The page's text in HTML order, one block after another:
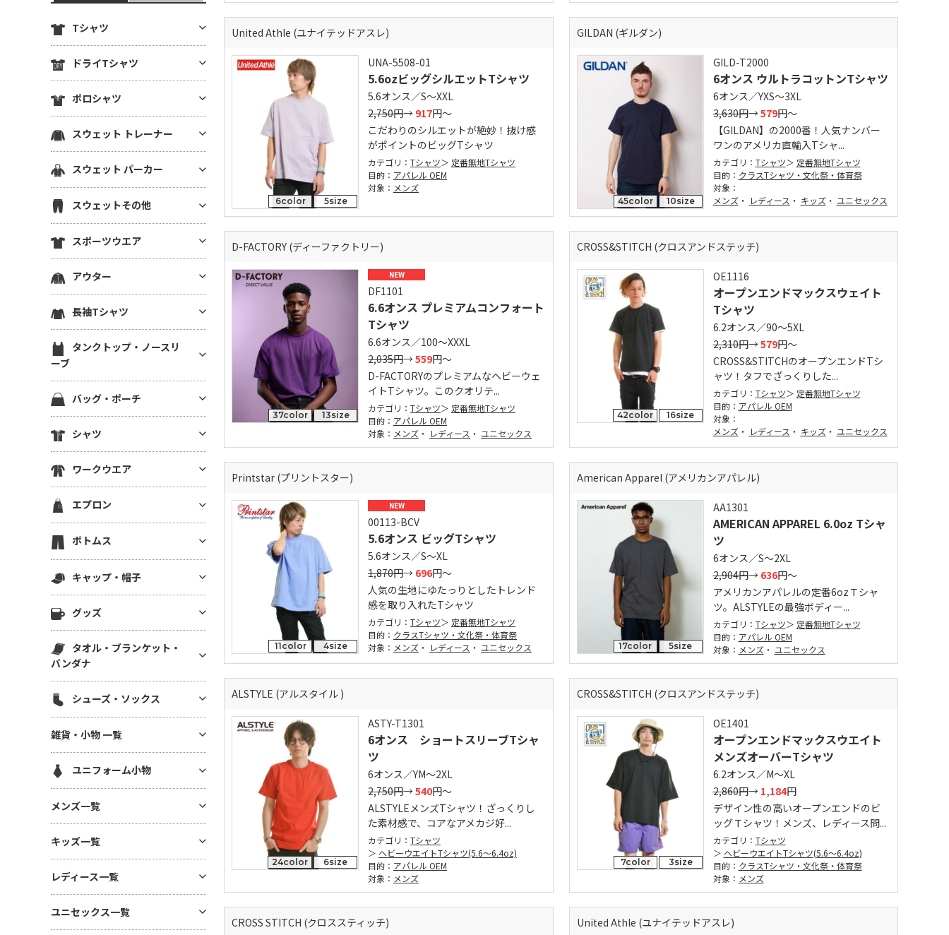
United Athle (ユナイテッドアスレ)
6color 5size
UNA-5508-01
5.6ozビッグシルエットTシャツ
5.6オンス／S～XXL
2,750円→ 917円～
こだわりのシルエットが絶妙！抜け感
がポイントのビッグTシャツ
カテゴリ： Tシャツ
定番無地Tシャツ
目的： アパレル OEM
対象： メンズ
GILDAN (ギルダン)
45color 10size
GILD-T2000
6オンス ウルトラコットンTシャツ
6オンス／YXS～3XL
3,630円→579円～
【GILDAN】の2000番！人気ナンバー
ワンのアメリカ直輸入Tシャ...
カテゴリ： Tシャツ
定番無地Tシャツ
目的： クラスTシャツ・文化祭・体育祭
対象：
メンズ・ レディース ・ キッズ・ ユニセックス
D-FACTORY (ディーファクトリー)
37color 13size
NEW
DF1101
6.6オンス プレミアムコンフォート
Tシャツ
6.6オンス／100～XXXL
2,035円→559円～
D-FACTORYのプレミアムなヘビーウェ
イトTシャツ。このクオリテ...
カテゴリ： Tシャツ
定番無地Tシャツ
目的： アパレル OEM
対象： メンズ ・ レディース ・ ユニセックス
CROSS&STITCH (クロスアンドステッチ)
42color 16size
OE1116
オープンエンドマックスウェイト
Tシャツ
6.2オンス／90～5XL
2,310円→579円～
CROSS&STITCHのオープンエンドTシ
ャツ！タフでざっくりした...
カテゴリ： Tシャツ
定番無地Tシャツ
目的： アパレル OEM
対象：
メンズ・ レディース ・ キッズ・ ユニセックス
Printstar (プリントスター)
11color 4size
NEW
00113-BCV
5.6オンス ビッグTシャツ
5.6オンス／S～XL
1,870円→ 696円～
人気の生地にゆたっりとしたトレンド
感を取り入れたTシャツ
カテゴリ： Tシャツ
定番無地Tシャツ
目的： クラスTシャツ・文化祭・体育祭
対象： メンズ ・ レディース ・ ユニセックス
American Apparel (アメリカンアパレル)
17color 5size
AA1301
AMERICAN APPAREL 6.0oz Tシャ
ツ
6オンス／S～2XL
2,904円→ 636円～
アメリカンアパレルの定番6ozＴシャ
ツ。ALSTYLEの最強ボディー...
カテゴリ： Tシャツ
定番無地Tシャツ
目的： アパレル OEM
対象： メンズ・ ユニセックス
ALSTYLE (アルスタイル )
24color 6size
ASTY-T1301
6オンス ショートスリーブTシャ
ツ
6オンス／YM～2XL
2,750円→540円～
ALSTYLEメンズTシャツ！ざっくりし
た素材感で、コアなアメカジ好...
カテゴリ： Tシャツ
ヘビーウエイトTシャツ(5.6～6.4oz)
目的： アパレル OEM
対象： メンズ
CROSS&STITCH (クロスアンドステッチ)
7color 3size
OE1401
オープンエンドマックスウエイト
メンズオーバーTシャツ
6.2オンス／M～XL
2,860円→ 1,184円
デザイン性の高いオープンエンドのビ
ッグＴシャツ！メンズ、レディース問...
カテゴリ： Tシャツ
ヘビーウエイトTシャツ(5.6～6.4oz)
目的： クラスTシャツ・文化祭・体育祭
対象： メンズ
CROSS STITCH (クロススティッチ) United Athle (ユナイテッドアスレ)
Tシャツ
定番無地Tシャツ
薄手Tシャツ(4.9oz以下)
中肉厚Tシャツ(5～5.5oz)
4oz)
VネックTシャツ
ポケットTシャツ
オーガニック・天然素材Tシャ
ツ
リサイクル素材Tシャツ
7分袖・5分袖（ハーフスリー
ブ）
ラグランTシャツ
後染め・タイダイTシャツ
クロップドTシャツ
きれいめ・上質プレミアムTシ
ボーダーTシャツ
グラフィックTシャツ
ワンピース・チュニック
メンズカットソー
その他Tシャツ
ドライTシャツ
定番無地ドライTシャツ
ドライTシャツ(半袖)
ドライTシャツ(長袖)
ドライノースリーブTシャツ
ドライTシャツその他
ポロシャツ
ドライポロシャツ(半袖)
ドライポロシャツ(長袖)
綿ポロシャツ(半袖)
綿ポロシャツ(長袖)
鹿の子ポロシャツ
ポケ無しポロシャツ
ポケ付きポロシャツ
ボタンダウンポロシャツ
スウェット トレーナー
薄手トレーナー(8.9oz以下)
中肉トレーナー(9～10.9oz)
厚手トレーナー(11oz～)
裏毛(裏パイル)トレーナー
裏起毛トレーナー
ドライスウェット トレーナー
ビッグシルエット トレーナー
スウェット パーカー
プルオーバーパーカー
ジップパーカー
薄手パーカー(8.9oz以下)
中肉パーカー(9～10.9oz)
厚手パーカー(11oz～)
裏毛(裏パイル)パーカー
裏起毛パーカー
ドライスウェット パーカー
パーカーその他
スウェットその他
スウェットパンツ
スウェットショーツ
スウェットジャケット
スウェットカーディガン
半袖スウェット
スポーツウエア
スポーツウエア トップス(半袖)
スポーツウエア トップス(長袖)
スポーツウエア ノースリーブ
ジャージ トラックパンツ
ハーフパンツ・ショーツ
ロングパンツ
スポーツ用インナー
ビブス
スポーツ ソックス
スポーツアクセサリー
アウター
ブルゾン(裏地なし)
ブルゾン(裏地あり)
ブルゾン(厚手・防寒）
イベントブルゾン
コーチジャケット
スタジアムジャンパー
スポーツジャケット
フリースジャケット
ポンチョ
はっぴ
その他ジャケット・アウター
長袖Tシャツ
定番無地長袖Tシャツ
ドライ・機能性長袖Tシャツ
薄手長袖Tシャツ(4.9oz以下)
中肉長袖厚Tシャツ(5～5.5oz)
ヘビーウエイト長袖Tシャツ(5.
6～6.4oz)
厚手長袖Tシャツ(6.5oz～)
ビッグシルエット長袖Tシャツ
Vネック長袖Tシャツ
後染め・ピグメント長袖Tシャ
その他長袖Tシャツ
タンクトップ・ノースリ
ーブ
タンクトップ
ノースリーブ
ドライノースリーブ
キャミソール
バッグ・ポーチ
コットンバッグ
キャンバストートバッグ
ナイロン・ポリエステルバッグ
保冷・保温バッグ
デニムバッグ
ショルダーバッグ
サコッシュ・スマホショルダー
エコ素材(SDGs) バッグ・ポー
チ
麻(ヘンプ)・ジュートバッグ
ポーチ
シャツ
半袖シャツ
長袖シャツ
7分袖・5分袖シャツ
ワークシャツ
チェックシャツ
アロハ・柄物シャツ
シャツジャケット
ワークウエア
ワークシャツ(半袖)
ワークシャツ(長袖)
ワークパンツ
ワーク系アウター
つなぎ・オーバーオール
調理服・コックウェア
スクラブ
白衣・医療用ジャケット
ワンピース・ナースウエア
エプロン
胸当てエプロン
ショートエプロン
ミドルエプロン
ロング(ソムリエ)エプロン
帆前掛け
ボトムス
ロングパンツ
ハーフパンツ
ショーツ
スウェットパンツ(裏毛)
スウェットパンツ(裏起毛)
ワークパンツ
ドライ素材パンツ
コットン・T/Cパンツ
ナイロンパンツ
ミリタリーパンツ
レギンス・スパッツ
その他ボトムス
キャップ・帽子
キャップ
ニットキャップ
ハット
メッシュキャップ
コットンキャップ
フラットバイザーキャップ
キャスケット・ハンチング・ベ
レー
グッズ
マグカップ・湯呑
ボトル・タンブラー
ステーショナリー
アルバム・フォトフレーム
キーホルダー
モバイル・PC関連グッズ
デスク雑貨
生活雑貨
インテリア雑貨
時計
暑さ・紫外線対策 / 保冷グッ
ズ・扇風機
あったかグッズ・フリース
傘・レイングッズ
タオル・ブランケット・
バンダナ
無地タオル
バンダナ(三角巾)・ハンカチ
ハンカチタオル
フェイスタオル
マフラータオル
バスタオル
リストバンド
シューズ・ソックス
シューズ
ソックス
雑貨・小物 一覧
ユニフォーム小物
ネクタイ・コックタイ
三角巾
バンダナ・スカーフ
メンズ一覧
メンズTシャツ
メンズ ドライTシャツ
メンズ ポロシャツ
メンズ トレーナー
キッズ一覧
キッズTシャツ
ベビー用アイテム
キッズ ドライTシャツ
レディース一覧
レディース Tシャツ
レディース ドライTシャツ
ユニセックス一覧